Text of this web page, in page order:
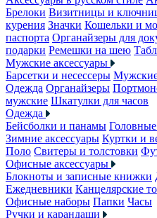
Брелоки Визитницы и
курения Значки Кошельки и
паспорта Органайзеры для
подарки Ремешки на шею
Мужские аксессуары
Барсетки и несессеры
Одежда Органайзеры
мужские Шкатулки для часов
Одежда
Бейсболки и панамы
Зимние аксессуары Куртки и
Поло Свитеры и толстовки
Офисные аксессуары
Блокноты и записные книжки
Ежедневники Канцелярские
Офисные наборы Папки Часы
Ручки и карандаши